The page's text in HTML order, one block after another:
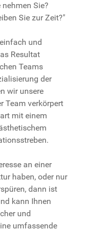
Sie?
Sie zur Zeit?"
und
Resultat
Teams
der
wir unsere
Team verkörpert
mit einem
an einer
haben, oder nur
dann ist
kann Ihnen
und
umfassende